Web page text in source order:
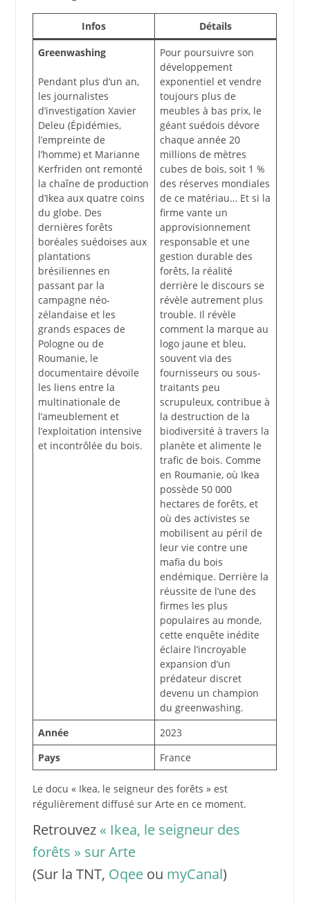
Infos
Détails
Greenwashing
Pendant plus d’un an,
les journalistes
d’investigation Xavier
Deleu (Épidémies,
l’empreinte de
l’homme) et Marianne
Kerfriden ont remonté
la chaîne de production
d’Ikea aux quatre coins
du globe. Des
dernières forêts
boréales suédoises aux
plantations
brésiliennes en
passant par la
campagne néo-
zélandaise et les
grands espaces de
Pologne ou de
Roumanie, le
documentaire dévoile
les liens entre la
multinationale de
l’ameublement et
l’exploitation intensive
et incontrôlée du bois.
Pour poursuivre son
développement
exponentiel et vendre
toujours plus de
meubles à bas prix, le
géant suédois dévore
chaque année 20
millions de mètres
cubes de bois, soit 1 %
des réserves mondiales
de ce matériau… Et si la
firme vante un
approvisionnement
responsable et une
gestion durable des
forêts, la réalité
derrière le discours se
révèle autrement plus
trouble. Il révèle
comment la marque au
logo jaune et bleu,
souvent via des
fournisseurs ou sous-
traitants peu
scrupuleux, contribue à
la destruction de la
biodiversité à travers la
planète et alimente le
trafic de bois. Comme
en Roumanie, où Ikea
possède 50 000
hectares de forêts, et
où des activistes se
mobilisent au péril de
leur vie contre une
mafia du bois
endémique. Derrière la
réussite de l’une des
firmes les plus
populaires au monde,
cette enquête inédite
éclaire l’incroyable
expansion d’un
prédateur discret
devenu un champion
du greenwashing.
Année
2023
Pays
France
Le docu « Ikea, le seigneur des forêts » est
régulièrement diffusé sur Arte en ce moment.
Retrouvez « Ikea, le seigneur des
forêts » sur Arte
(Sur la TNT, Oqeeou myCanal)